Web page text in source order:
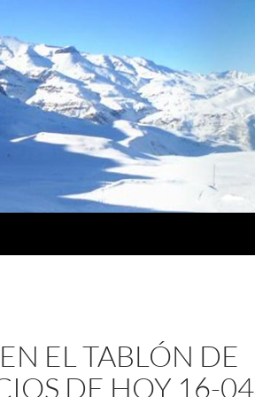
EL TABLÓN DE
DE HOY 16-